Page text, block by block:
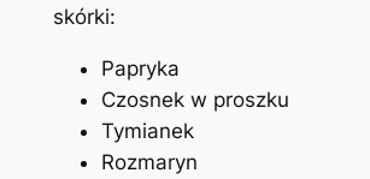
skórki:
Papryka
Czosnek w proszku
Tymianek
Rozmaryn